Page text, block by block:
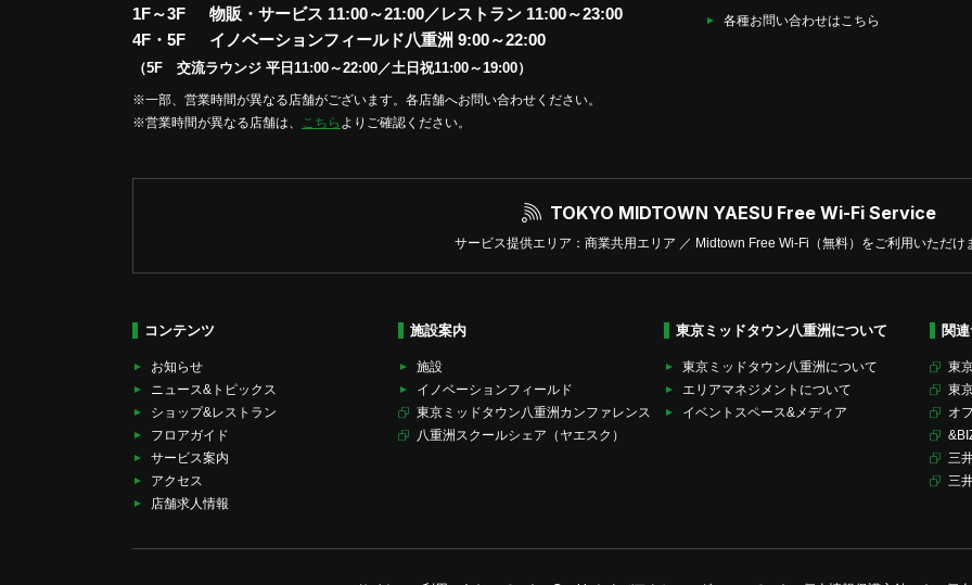
1F～3F
物販・サービス 11:00～21:00／レストラン 11:00～23:00
4F・5F
イノベーションフィールド八重洲 9:00～22:00
（5F 交流ラウンジ 平日11:00～22:00／土日祝11:00～19:00）
※一部、営業時間が異なる店舗がございます。各店舗へお問い合わせください。
※営業時間が異なる店舗は、 こちら よりご確認ください。
各種お問い合わせはこちら
TOKYO MIDTOWN YAESU Free Wi-Fi Service
サービス提供エリア：商業共用エリア ／ Midtown Free Wi-Fi（無料）をご利用いただけ
コンテンツ
お知らせ
ニュース&トピックス
ショップ&レストラン
フロアガイド
サービス案内
アクセス
店舗求人情報
施設案内
施設
イノベーションフィールド
東京ミッドタウン八重洲カンファレンス
八重洲スクールシェア（ヤエスク）
東京ミッドタウン八重洲について
東京ミッドタウン八重洲について
エリアマネジメントについて
イベントスペース&メディア
関
東
東
オ
三
三